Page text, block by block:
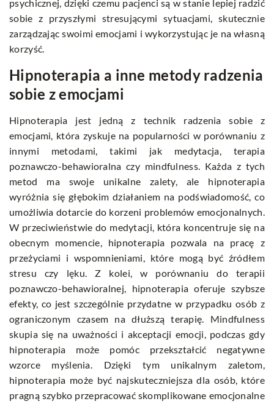
psychicznej, dzięki czemu pacjenci są w stanie lepiej radzić
sobie z przyszłymi stresującymi sytuacjami, skutecznie
zarządzając swoimi emocjami i wykorzystując je na własną
korzyść.
Hipnoterapia a inne metody radzenia
sobie z emocjami
Hipnoterapia jest jedną z technik radzenia sobie z
emocjami, która zyskuje na popularności w porównaniu z
innymi metodami, takimi jak medytacja, terapia
poznawczo-behawioralna czy mindfulness. Każda z tych
metod ma swoje unikalne zalety, ale hipnoterapia
wyróżnia się głębokim działaniem na podświadomość, co
umożliwia dotarcie do korzeni problemów emocjonalnych.
W przeciwieństwie do medytacji, która koncentruje się na
obecnym momencie, hipnoterapia pozwala na pracę z
przeżyciami i wspomnieniami, które mogą być źródłem
stresu czy lęku. Z kolei, w porównaniu do terapii
poznawczo-behawioralnej, hipnoterapia oferuje szybsze
efekty, co jest szczególnie przydatne w przypadku osób z
ograniczonym czasem na dłuższą terapię. Mindfulness
skupia się na uważności i akceptacji emocji, podczas gdy
hipnoterapia może pomóc przekształcić negatywne
wzorce myślenia. Dzięki tym unikalnym zaletom,
hipnoterapia może być najskuteczniejsza dla osób, które
pragną szybko przepracować skomplikowane emocjonalne